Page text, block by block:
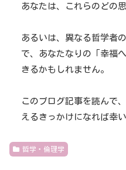
あなたは、これらのどの
あるいは、異なる哲学者
で、あなたなりの「幸福
きるかもしれません。
このブログ記事を読んで
えるきっかけになれば幸い
哲学・倫理学